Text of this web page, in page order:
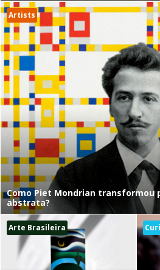
Artists
Como Piet Mondrian transformou
abstrata?
Arte Brasileira